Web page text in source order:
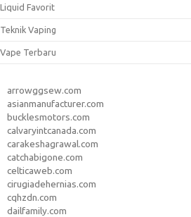
Liquid Favorit
Teknik Vaping
Vape Terbaru
arrowggsew.com
asianmanufacturer.com
bucklesmotors.com
calvaryintcanada.com
carakeshagrawal.com
catchabigone.com
celticaweb.com
cirugiadehernias.com
cqhzdn.com
dailfamily.com